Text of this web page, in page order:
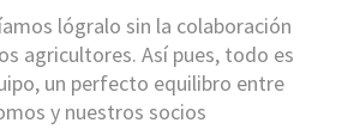
lógralo sin la colaboración
agricultores. Así pues, todo es
un perfecto equilibro entre
y nuestros socios